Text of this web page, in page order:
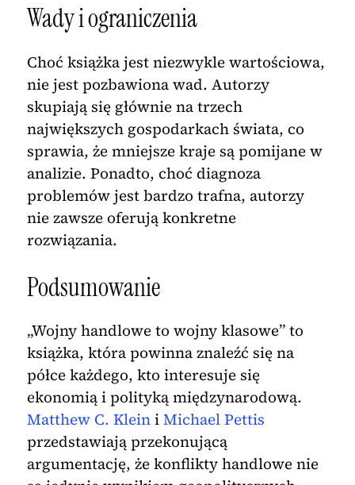
Wady i ograniczenia
Choć książka jest niezwykle wartościowa,
nie jest pozbawiona wad. Autorzy
skupiają się głównie na trzech
największych gospodarkach świata, co
sprawia, że mniejsze kraje są pomijane w
analizie. Ponadto, choć diagnoza
problemów jest bardzo trafna, autorzy
nie zawsze oferują konkretne
rozwiązania.
Podsumowanie
„Wojny handlowe to wojny klasowe” to
książka, która powinna znaleźć się na
półce każdego, kto interesuje się
ekonomią i polityką międzynarodową.
Matthew C. KleiniMichael Pettis
przedstawiają przekonującą
argumentację, że konflikty handlowe nie